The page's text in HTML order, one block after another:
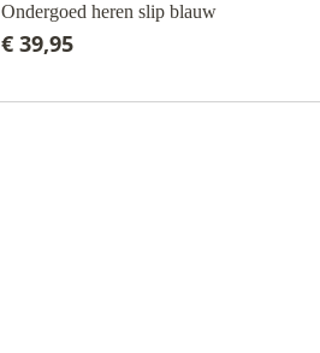
Ondergoed heren slip blauw
€ 39,95